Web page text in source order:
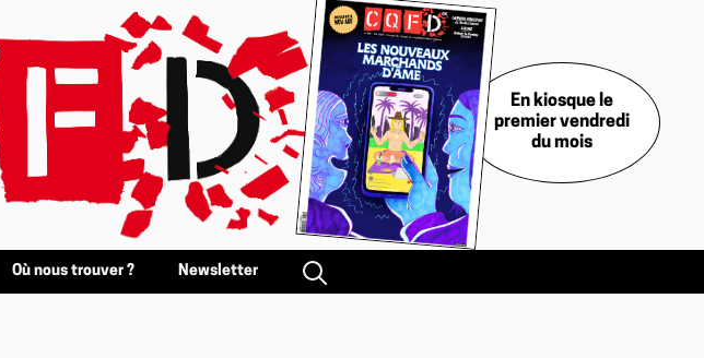
En kiosque le
premier vendredi
du mois
Où nous trouver ? Newsletter